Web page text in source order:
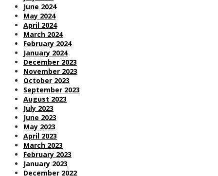
June 2024
May 2024
April 2024
March 2024
February 2024
January 2024
December 2023
November 2023
October 2023
September 2023
August 2023
July 2023
June 2023
May 2023
April 2023
March 2023
February 2023
January 2023
December 2022